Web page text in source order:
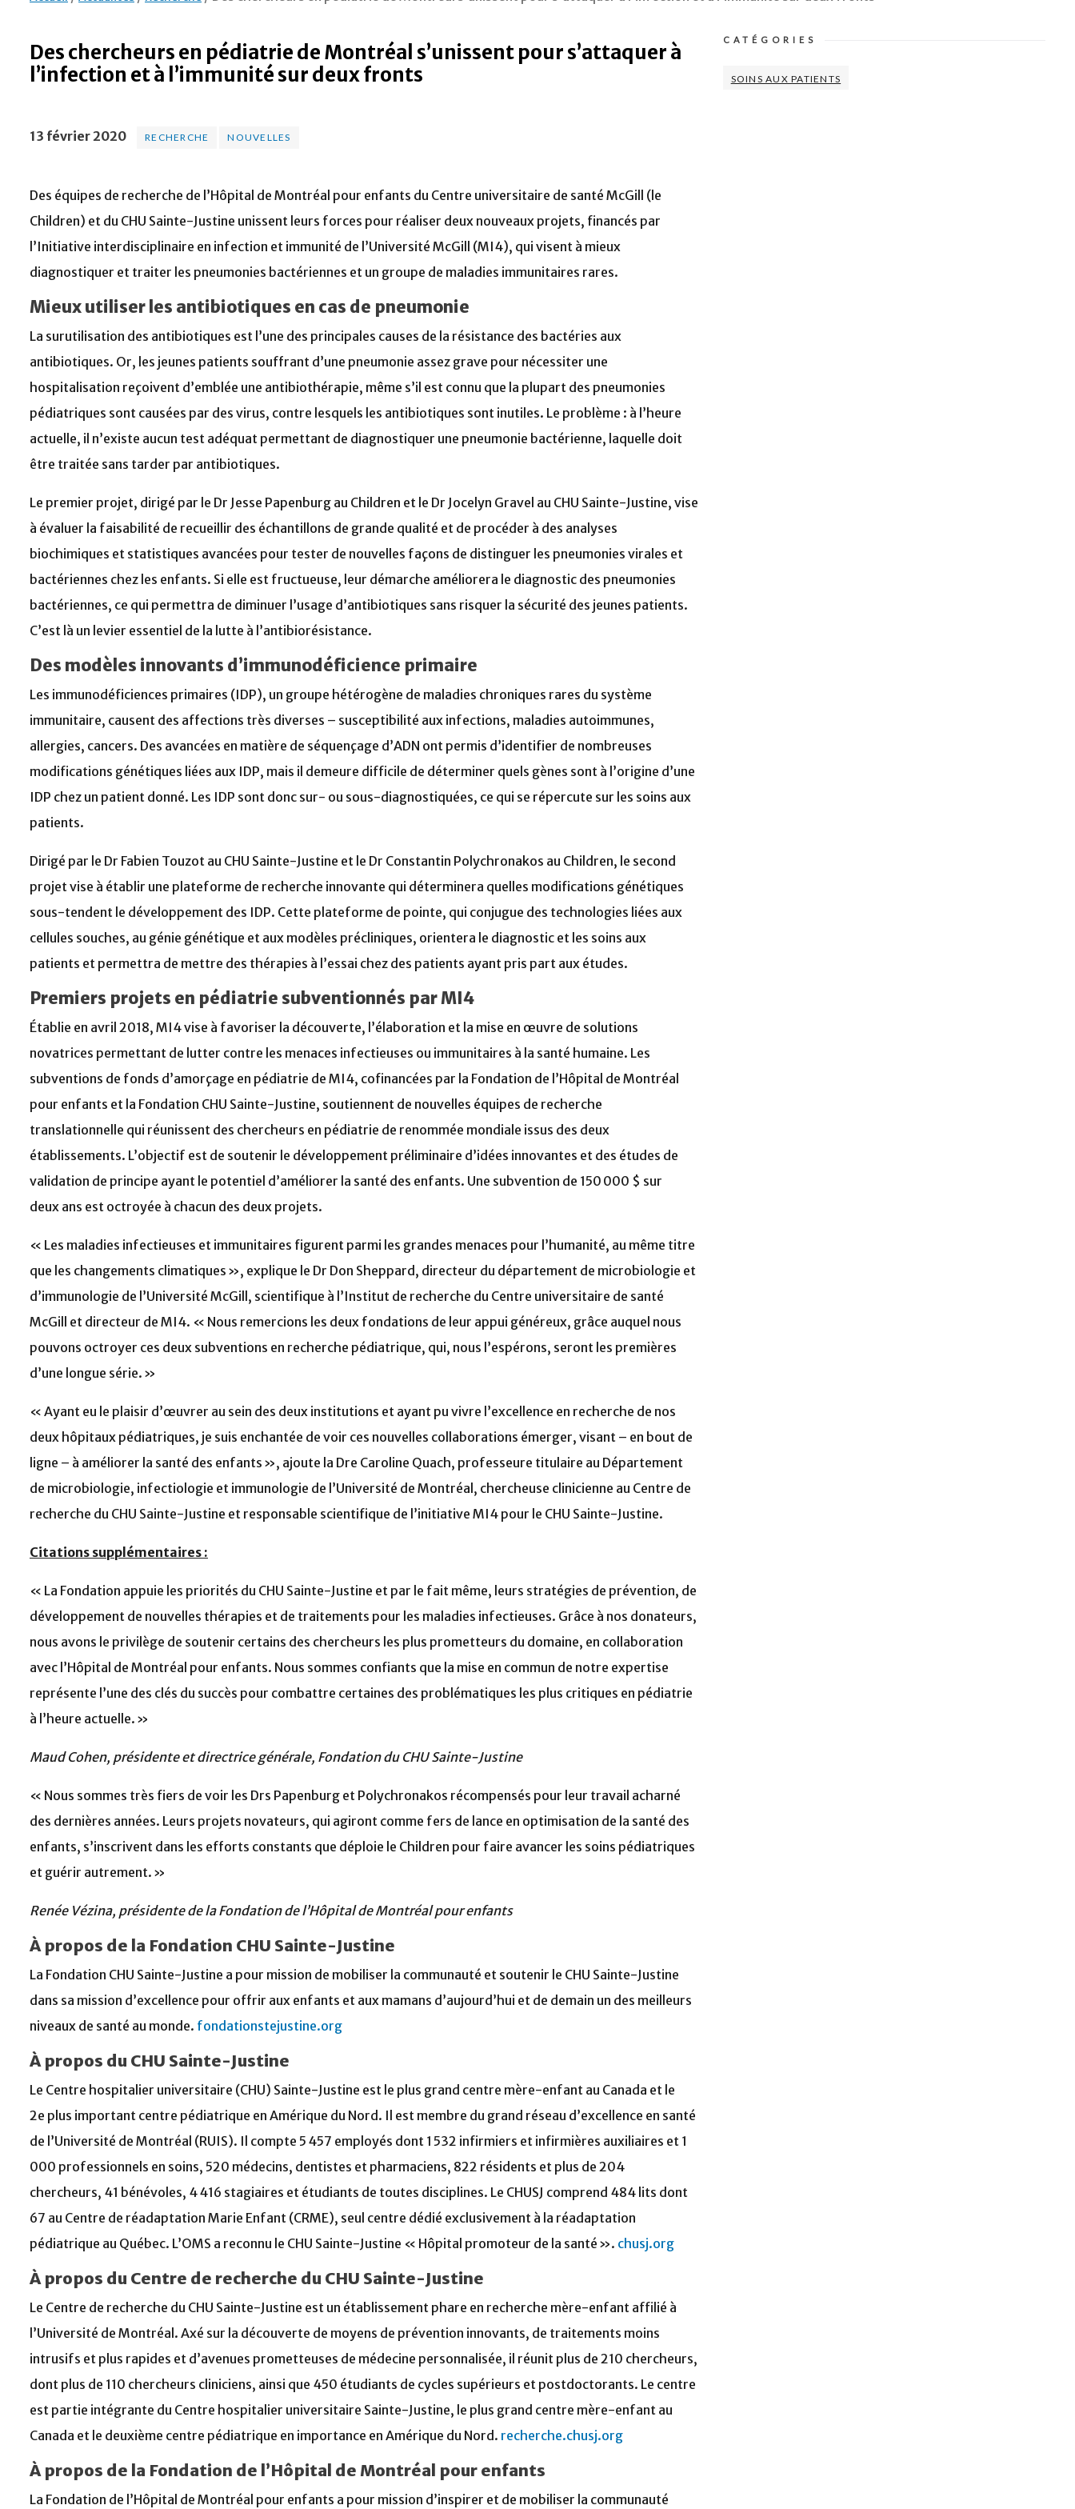
Des chercheurs en pédiatrie de Montréal s’unissent pour s’attaquer à
l’infection et à l’immunité sur deux fronts
13 février 2020 RECHERCHE NOUVELLES
Des équipes de recherche de l’Hôpital de Montréal pour enfants du Centre universitaire de santé McGill (le
Children) et du CHU Sainte-Justine unissent leurs forces pour réaliser deux nouveaux projets, financés par
l’Initiative interdisciplinaire en infection et immunité de l’Université McGill (MI4), qui visent à mieux
diagnostiquer et traiter les pneumonies bactériennes et un groupe de maladies immunitaires rares.
Mieux utiliser les antibiotiques en cas de pneumonie
La surutilisation des antibiotiques est l’une des principales causes de la résistance des bactéries aux
antibiotiques. Or, les jeunes patients souffrant d’une pneumonie assez grave pour nécessiter une
hospitalisation reçoivent d’emblée une antibiothérapie, même s’il est connu que la plupart des pneumonies
pédiatriques sont causées par des virus, contre lesquels les antibiotiques sont inutiles. Le problème : à l’heure
actuelle, il n’existe aucun test adéquat permettant de diagnostiquer une pneumonie bactérienne, laquelle doit
être traitée sans tarder par antibiotiques.
Le premier projet, dirigé par le Dr Jesse Papenburg au Children et le Dr Jocelyn Gravel au CHU Sainte-Justine, vise
à évaluer la faisabilité de recueillir des échantillons de grande qualité et de procéder à des analyses
biochimiques et statistiques avancées pour tester de nouvelles façons de distinguer les pneumonies virales et
bactériennes chez les enfants. Si elle est fructueuse, leur démarche améliorera le diagnostic des pneumonies
bactériennes, ce qui permettra de diminuer l’usage d’antibiotiques sans risquer la sécurité des jeunes patients.
C’est là un levier essentiel de la lutte à l’antibiorésistance.
Des modèles innovants d’immunodéficience primaire
Les immunodéficiences primaires (IDP), un groupe hétérogène de maladies chroniques rares du système
immunitaire, causent des affections très diverses – susceptibilité aux infections, maladies autoimmunes,
allergies, cancers. Des avancées en matière de séquençage d’ADN ont permis d’identifier de nombreuses
modifications génétiques liées aux IDP, mais il demeure difficile de déterminer quels gènes sont à l’origine d’une
IDP chez un patient donné. Les IDP sont donc sur- ou sous-diagnostiquées, ce qui se répercute sur les soins aux
patients.
Dirigé par le Dr Fabien Touzot au CHU Sainte-Justine et le Dr Constantin Polychronakos au Children, le second
projet vise à établir une plateforme de recherche innovante qui déterminera quelles modifications génétiques
sous-tendent le développement des IDP. Cette plateforme de pointe, qui conjugue des technologies liées aux
cellules souches, au génie génétique et aux modèles précliniques, orientera le diagnostic et les soins aux
patients et permettra de mettre des thérapies à l’essai chez des patients ayant pris part aux études.
Premiers projets en pédiatrie subventionnés par MI4
Établie en avril 2018, MI4 vise à favoriser la découverte, l’élaboration et la mise en œuvre de solutions
novatrices permettant de lutter contre les menaces infectieuses ou immunitaires à la santé humaine. Les
subventions de fonds d’amorçage en pédiatrie de MI4, cofinancées par la Fondation de l’Hôpital de Montréal
pour enfants et la Fondation CHU Sainte-Justine, soutiennent de nouvelles équipes de recherche
translationnelle qui réunissent des chercheurs en pédiatrie de renommée mondiale issus des deux
établissements. L’objectif est de soutenir le développement préliminaire d’idées innovantes et des études de
validation de principe ayant le potentiel d’améliorer la santé des enfants. Une subvention de 150 000 $ sur
deux ans est octroyée à chacun des deux projets.
« Les maladies infectieuses et immunitaires figurent parmi les grandes menaces pour l’humanité, au même titre
que les changements climatiques », explique le Dr Don Sheppard, directeur du département de microbiologie et
d’immunologie de l’Université McGill, scientifique à l’Institut de recherche du Centre universitaire de santé
McGill et directeur de MI4. « Nous remercions les deux fondations de leur appui généreux, grâce auquel nous
pouvons octroyer ces deux subventions en recherche pédiatrique, qui, nous l’espérons, seront les premières
d’une longue série. »
« Ayant eu le plaisir d’œuvrer au sein des deux institutions et ayant pu vivre l’excellence en recherche de nos
deux hôpitaux pédiatriques, je suis enchantée de voir ces nouvelles collaborations émerger, visant – en bout de
ligne – à améliorer la santé des enfants », ajoute la Dre Caroline Quach, professeure titulaire au Département
de microbiologie, infectiologie et immunologie de l’Université de Montréal, chercheuse clinicienne au Centre de
recherche du CHU Sainte-Justine et responsable scientifique de l’initiative MI4 pour le CHU Sainte-Justine.
Citations supplémentaires :
« La Fondation appuie les priorités du CHU Sainte-Justine et par le fait même, leurs stratégies de prévention, de
développement de nouvelles thérapies et de traitements pour les maladies infectieuses. Grâce à nos donateurs,
nous avons le privilège de soutenir certains des chercheurs les plus prometteurs du domaine, en collaboration
avec l’Hôpital de Montréal pour enfants. Nous sommes confiants que la mise en commun de notre expertise
représente l’une des clés du succès pour combattre certaines des problématiques les plus critiques en pédiatrie
à l’heure actuelle. »
Maud Cohen, présidente et directrice générale, Fondation du CHU Sainte-Justine
« Nous sommes très fiers de voir les Drs Papenburg et Polychronakos récompensés pour leur travail acharné
des dernières années. Leurs projets novateurs, qui agiront comme fers de lance en optimisation de la santé des
enfants, s’inscrivent dans les efforts constants que déploie le Children pour faire avancer les soins pédiatriques
et guérir autrement. »
Renée Vézina, présidente de la Fondation de l’Hôpital de Montréal pour enfants
À propos de la Fondation CHU Sainte-Justine
La Fondation CHU Sainte-Justine a pour mission de mobiliser la communauté et soutenir le CHU Sainte-Justine
dans sa mission d’excellence pour offrir aux enfants et aux mamans d’aujourd’hui et de demain un des meilleurs
niveaux de santé au monde. fondationstejustine.org
À propos du CHU Sainte-Justine
Le Centre hospitalier universitaire (CHU) Sainte-Justine est le plus grand centre mère-enfant au Canada et le
2e plus important centre pédiatrique en Amérique du Nord. Il est membre du grand réseau d’excellence en santé
de l’Université de Montréal (RUIS). Il compte 5 457 employés dont 1 532 infirmiers et infirmières auxiliaires et 1
000 professionnels en soins, 520 médecins, dentistes et pharmaciens, 822 résidents et plus de 204
chercheurs, 41 bénévoles, 4 416 stagiaires et étudiants de toutes disciplines. Le CHUSJ comprend 484 lits dont
67 au Centre de réadaptation Marie Enfant (CRME), seul centre dédié exclusivement à la réadaptation
pédiatrique au Québec. L’OMS a reconnu le CHU Sainte-Justine « Hôpital promoteur de la santé ». chusj.org
À propos du Centre de recherche du CHU Sainte-Justine
Le Centre de recherche du CHU Sainte-Justine est un établissement phare en recherche mère-enfant affilié à
l’Université de Montréal. Axé sur la découverte de moyens de prévention innovants, de traitements moins
intrusifs et plus rapides et d’avenues prometteuses de médecine personnalisée, il réunit plus de 210 chercheurs,
dont plus de 110 chercheurs cliniciens, ainsi que 450 étudiants de cycles supérieurs et postdoctorants. Le centre
est partie intégrante du Centre hospitalier universitaire Sainte-Justine, le plus grand centre mère-enfant au
Canada et le deuxième centre pédiatrique en importance en Amérique du Nord. recherche.chusj.org
À propos de la Fondation de l’Hôpital de Montréal pour enfants
La Fondation de l’Hôpital de Montréal pour enfants a pour mission d’inspirer et de mobiliser la communauté
CATÉGORIES
SOINS AUX PATIENTS